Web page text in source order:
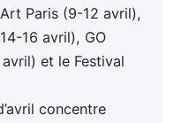
Paris (9-12 avril),
16 avril), GO
et le Festival
concentre